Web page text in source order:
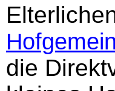
die